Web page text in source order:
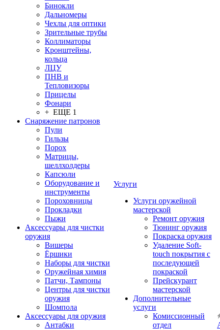
Бинокли
Дальномеры
Чехлы для оптики
Зрительные трубы
Коллиматоры
Кронштейны,
кольца
ЛЦУ
ПНВ и
Тепловизоры
Прицелы
Фонари
+ ЕЩЕ 1
Снаряжение патронов
Пули
Гильзы
Порох
Матрицы,
шеллхолдеры
Капсюли
Оборудование и
инструменты
Пороховницы
Прокладки
Пыжи
Аксессуары для чистки
оружия
Вишеры
Ёршики
Наборы для чистки
Оружейная химия
Патчи, Тампоны
Центры для чистки
оружия
Шомпола
Аксессуары для оружия
Антабки
Услуги
Услуги оружейной
мастерской
Ремонт оружия
Тюнинг оружия
Покраска оружия
Удаление Soft-
touch покрытия с
последующей
покраской
Прейскурант
мастерской
Дополнительные
услуги
Комиссионный
отдел